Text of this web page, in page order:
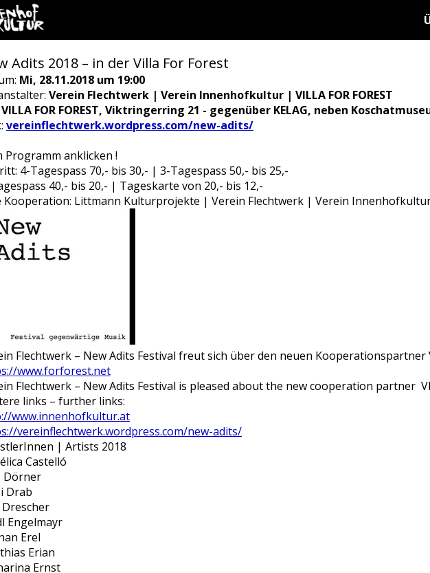
Adits 2018 – in der Villa For Forest
Mi, 28.11.2018 um 19:00
Verein Flechtwerk | Verein Innenhofkultur | VILLA FOR FOREST
VILLA FOR FOREST, Viktringerring 21 - gegenüber KELAG, neben
vereinflechtwerk.wordpress.com/new-adits/
Programm anklicken !
4-Tagespass 70,- bis 30,- | 3-Tagespass 50,- bis 25,-
40,- bis 20,- | Tageskarte von 20,- bis 12,-
Kooperation: Littmann Kulturprojekte | Verein Flechtwerk | Verein
Flechtwerk – New Adits Festival freut sich über den neuen Kooperationspartner
www.forforest.net
Flechtwerk – New Adits Festival is pleased about the new cooperation partner
links – further links:
www.innenhofkultur.at
vereinflechtwerk.wordpress.com/new-adits/
| Artists 2018
Castelló
Dörner
Drab
Drescher
Engelmayr
Erel
Erian
Ernst